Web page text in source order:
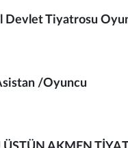
Devlet Tiyatrosu
/Oyuncu